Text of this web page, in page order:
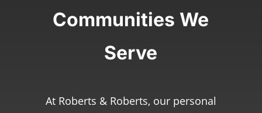
Communities We
Serve
At Roberts & Roberts, our personal